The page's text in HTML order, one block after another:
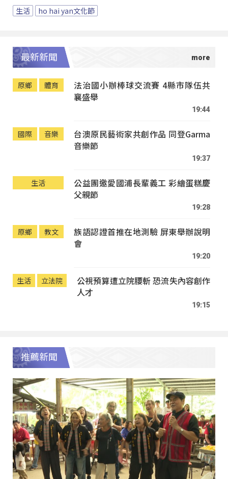
生活 ho hai yan文化節
最新新聞
原鄉 體育
法治國小辦棒球交流賽 4縣市隊伍共
襄盛舉
19:44
國際 音樂
台澳原民藝術家共創作品 同登Garma
音樂節
19:37
生活
公益團邀愛國浦長輩義工 彩繪蛋糕慶
父親節
19:28
原鄉 教文
族語認證首推在地測驗 屏東舉辦說明
會
19:20
生活 立法院
公視預算遭立院腰斬 恐流失內容創作
人才
19:15
推薦新聞